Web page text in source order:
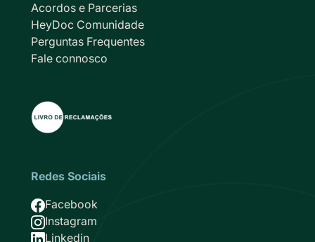
Acordos e Parcerias
HeyDoc Comunidade
Perguntas Frequentes
Fale connosco
Redes Sociais
Facebook
Imagem
Instagram
Imagem
Linkedin
Imagem